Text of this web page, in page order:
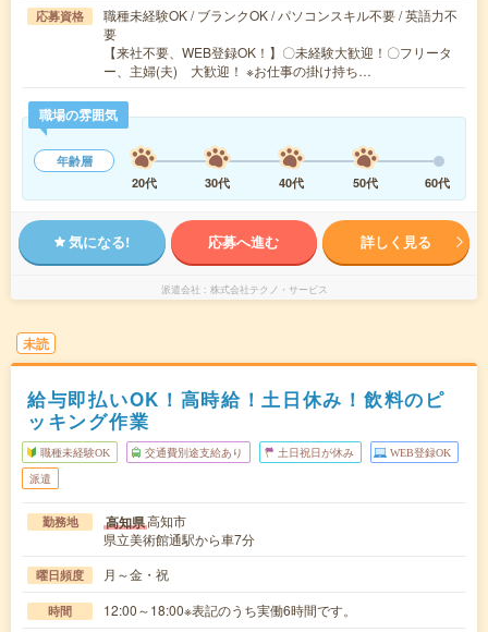
応募資格
職種未経験OK / ブランクOK / パソコンスキル不要 / 英語力不
要
【来社不要、WEB登録OK！】〇未経験大歓迎！〇フリータ
ー、主婦(夫) 大歓迎！ ※お仕事の掛け持ち…
職場の雰囲気
年齢層
20代
30代 40代 50代 60代
気になる! 応募へ進む 詳しく見る
派遣会社 株式会社テクノ・サービス
未読
給与即払いOK！高時給！土日休み！飲料のピ
ッキング作業
職種未経験OK 交通費別途支給あり 土日祝日が休み WEB登録OK
派遣
勤務地 高知県高知市
県立美術館通駅から車7分
曜日頻度 月～金・祝
時間 12:00～18:00※表記のうち実働6時間です。